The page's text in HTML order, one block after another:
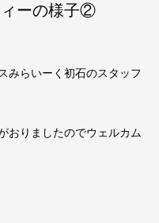
ィーの様子②
みらいーく初石のスタッフ
おりましたのでウェルカム